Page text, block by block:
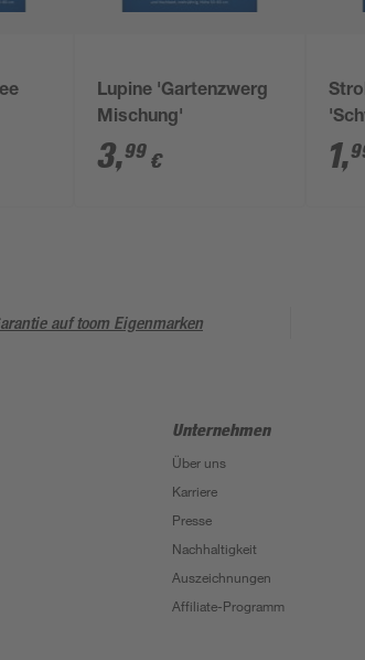
Lupine 'Gartenzwerg
Mischung'
3,99 € 1,
auf toom Eigenmarken
Unternehmen
Über uns
Karriere
Presse
Nachhaltigkeit
Auszeichnungen
Affiliate-Programm